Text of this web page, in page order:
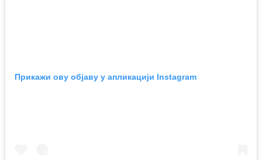
Прикажи ову објаву у апликацији Instagram